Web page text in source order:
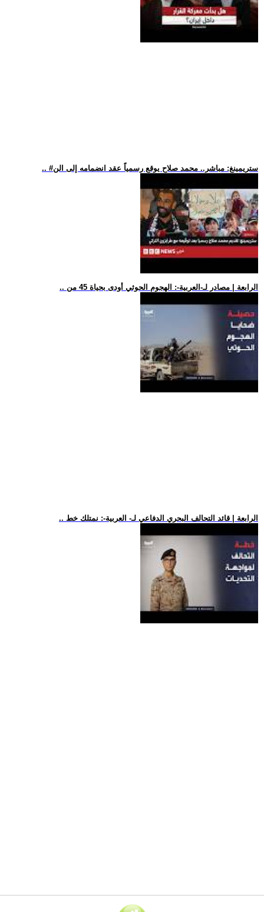
.. #ستريمينغ: مباشر.. محمد صلاح يوقع رسمياً عقد انضمامه إلى الن
.. الرابعة | مصادر لـ-العربية-: الهجوم الحوثي أودى بحياة 45 من
.. الرابعة | قائد التحالف البحري الدفاعي لـ- العربية-: نمتلك خط